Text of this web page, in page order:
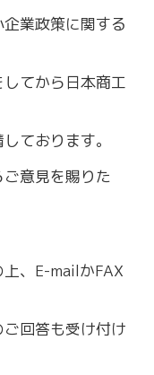
業政策に関する
てから日本商工
ております。
意見を賜りた
、E-mailかFAX
回答も受け付け